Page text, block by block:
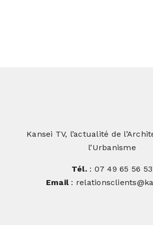
Kansei TV, l’actualité de
l’Urbanisme
Tél.: 07 49 65 56 53
Email: